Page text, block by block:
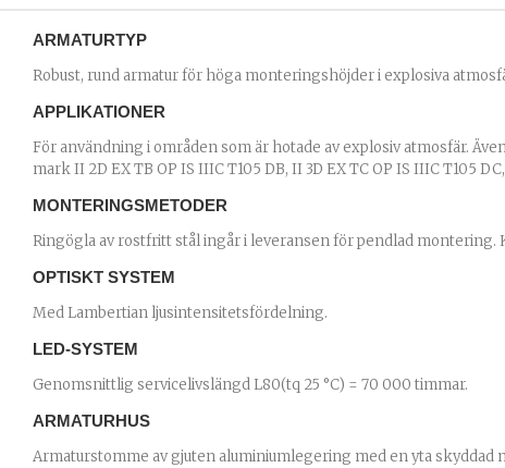
ARMATURTYP
Robust, rund armatur för höga monteringshöjder i explosiva
APPLIKATIONER
För användning i områden som är hotade av explosiv atmosfär.
mark II 2D EX TB OP IS IIIC T105 DB, II 3D EX TC OP IS IIIC T105
MONTERINGSMETODER
Ringögla av rostfritt stål ingår i leveransen för pendlad montering.
OPTISKT SYSTEM
Med Lambertian ljusintensitetsfördelning.
LED-SYSTEM
Genomsnittlig servicelivslängd L80(tq 25 °C) = 70 000 timmar.
ARMATURHUS
Armaturstomme av gjuten aluminiumlegering med en yta skyddad